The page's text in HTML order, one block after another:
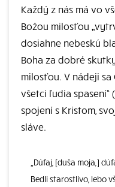
Každý z nás má vo
Božou milosťou
dosiahne nebeskú
Boha za dobré
milosťou. V nádeji sa
všetci ľudia spasení“ (
spojení s Kristom,
sláve.
„Dúfaj, [duša moja,]
Bedli starostlivo, lebo